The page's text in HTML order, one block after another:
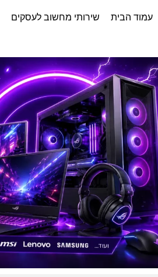
עמוד הבית שירותי מחשוב לעסקים